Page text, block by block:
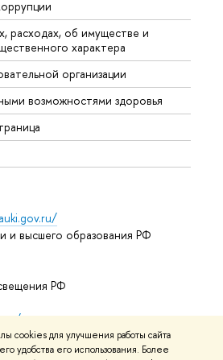
cookies для улучшения работы сайта
удобства его использования. Более
расходах, об имуществе и
характера
организации
возможностями здоровья
и высшего образования РФ
РФ
mooc
онлайн-курсы